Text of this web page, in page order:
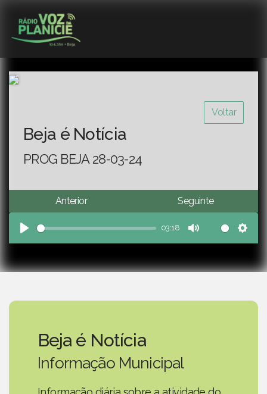
Voltar
Beja é Notícia
PROG BEJA 28-03-24
Anterior Seguinte
Play
03:18
Mute
Beja é Notícia
Informação Municipal